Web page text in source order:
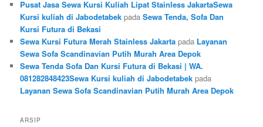
Pusat Jasa Sewa Kursi Kuliah Lipat Stainless JakartaSewa
Kursi kuliah di Jabodetabek padaSewa Tenda, Sofa Dan
Kursi Futura di Bekasi
Sewa Kursi Futura Merah Stainless Jakarta pada Layanan
Sewa Sofa Scandinavian Putih Murah Area Depok
Sewa Tenda Sofa Dan Kursi Futura di Bekasi | WA.
081282848423Sewa Kursi kuliah di Jabodetabek pada
Layanan Sewa Sofa Scandinavian Putih Murah Area Depok
ARSIP